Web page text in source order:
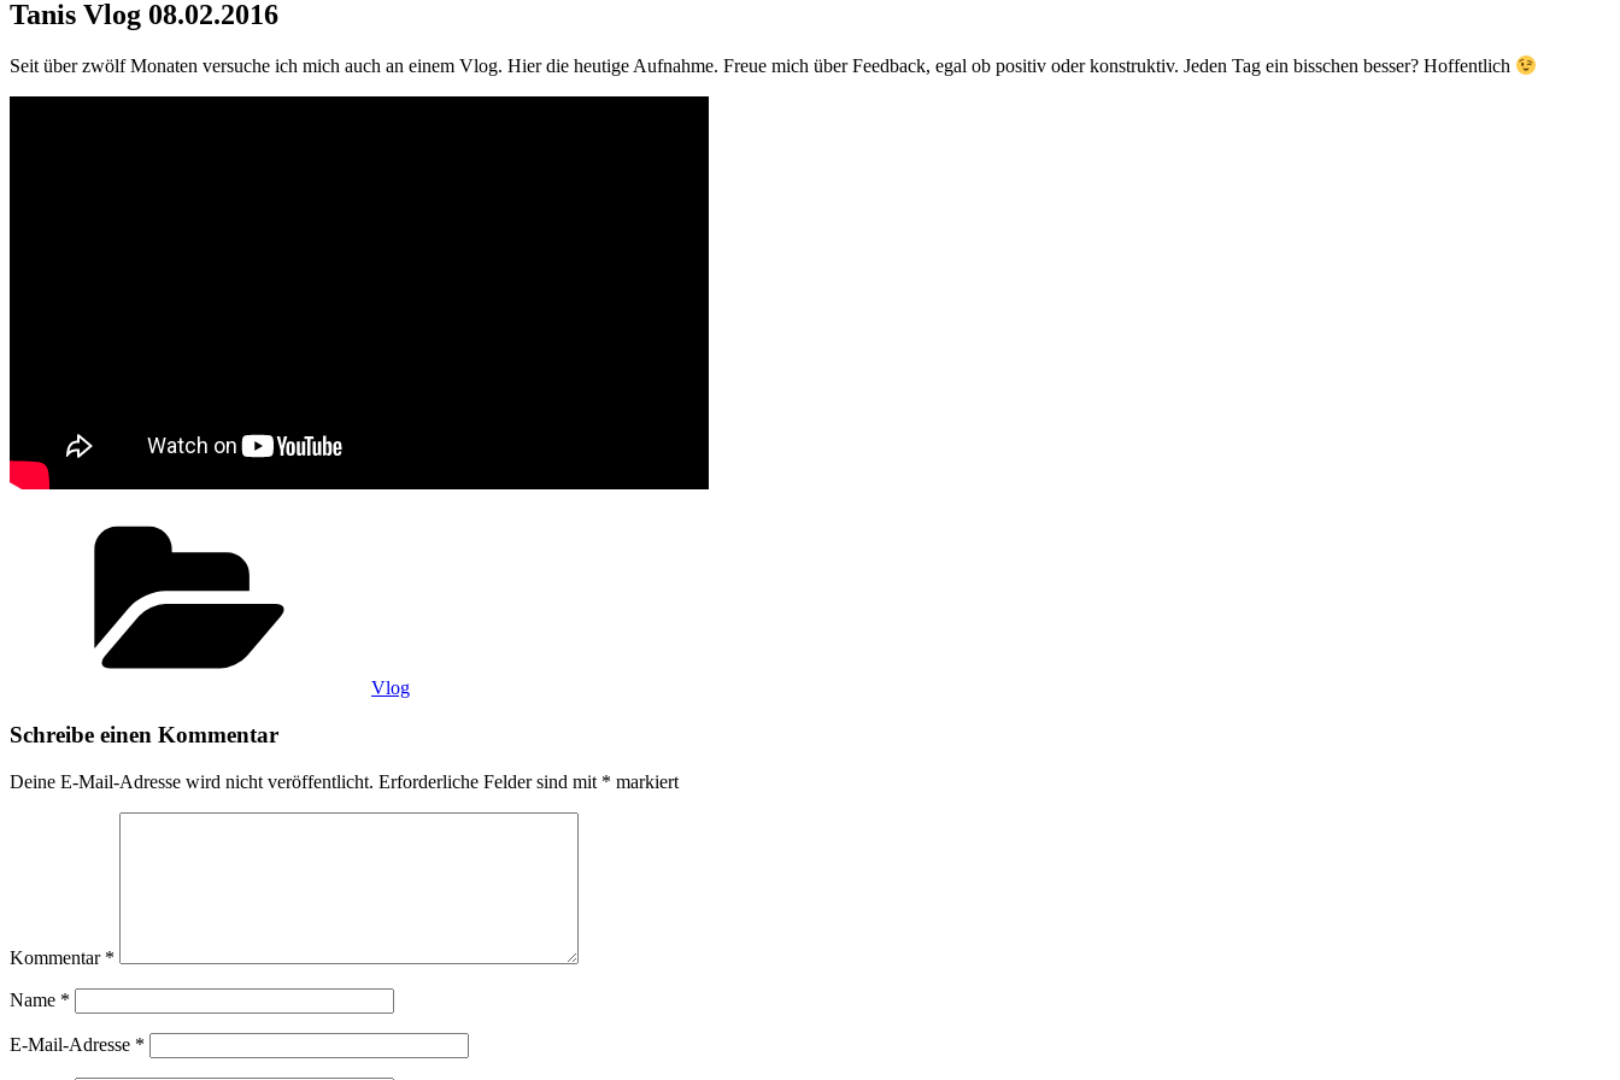
Tanis Vlog 08.02.2016
Seit über zwölf Monaten versuche ich mich auch an einem Vlog. Hier die heutige Aufnahme. Freue mich über Feedback, egal ob positiv oder konstruktiv. Jeden Tag ein bisschen besser? Hoffentlich
Vlog
Schreibe einen Kommentar
Deine E-Mail-Adresse wird nicht veröffentlicht. Erforderliche Felder sind mit * markiert
Kommentar *
Name *
E-Mail-Adresse *